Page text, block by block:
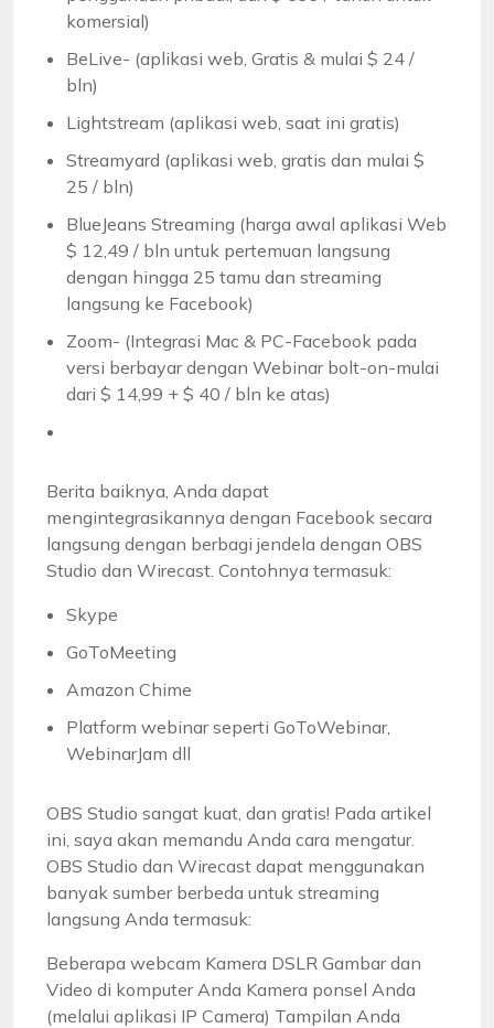
komersial)
BeLive- (aplikasi web, Gratis & mulai $ 24 /
bln)
Lightstream (aplikasi web, saat ini gratis)
Streamyard (aplikasi web, gratis dan mulai $
25 / bln)
BlueJeans Streaming (harga awal aplikasi Web
$ 12,49 / bln untuk pertemuan langsung
dengan hingga 25 tamu dan streaming
langsung ke Facebook)
Zoom- (Integrasi Mac & PC-Facebook pada
versi berbayar dengan Webinar bolt-on-mulai
dari $ 14,99 + $ 40 / bln ke atas)
Berita baiknya, Anda dapat
mengintegrasikannya dengan Facebook secara
langsung dengan berbagi jendela dengan OBS
Studio dan Wirecast. Contohnya termasuk:
Skype
GoToMeeting
Amazon Chime
Platform webinar seperti GoToWebinar,
WebinarJam dll
OBS Studio sangat kuat, dan gratis! Pada artikel
ini, saya akan memandu Anda cara mengatur.
OBS Studio dan Wirecast dapat menggunakan
banyak sumber berbeda untuk streaming
langsung Anda termasuk:
Beberapa webcam Kamera DSLR Gambar dan
Video di komputer Anda Kamera ponsel Anda
(melalui aplikasi IP Camera) Tampilan Anda